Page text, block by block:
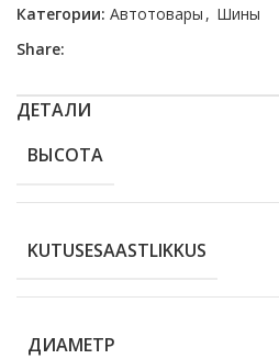
Категории: Автотовары , Шины
Share:
ДЕТАЛИ
ВЫСОТА
KUTUSESAASTLIKKUS
ДИАМЕТР